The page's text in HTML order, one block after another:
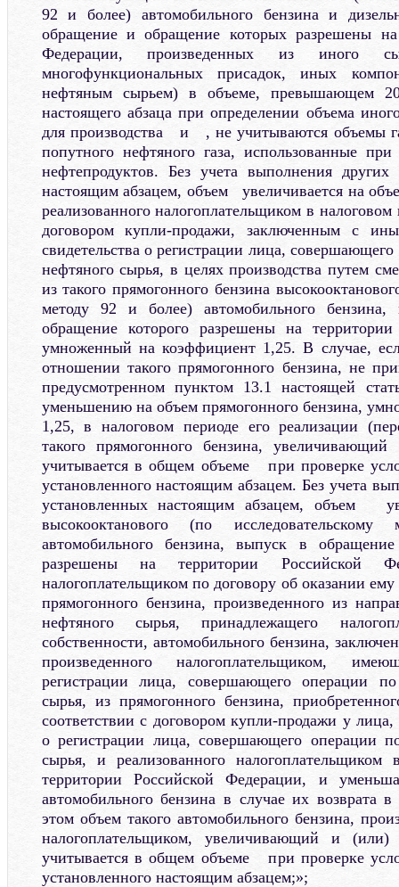
92 и более) автомобильного бензина и
обращение и обращение которых разрешены на
Федерации, произведенных из иного
многофункциональных присадок, иных
нефтяным сырьем) в объеме, превышающем
настоящего абзаца при определении объема
для производства и , не учитываются объемы
попутного нефтяного газа, использованные при
нефтепродуктов. Без учета выполнения других
настоящим абзацем, объем увеличивается на
реализованного налогоплательщиком в налоговом
договором купли-продажи, заключенным с
свидетельства о регистрации лица,
нефтяного сырья, в целях производства путем
из такого прямогонного бензина
методу 92 и более) автомобильного
обращение которого разрешены на
умноженный на коэффициент 1,25. В случае,
отношении такого прямогонного бензина, не
предусмотренном пунктом 13.1 настоящей
уменьшению на объем прямогонного бензина,
1,25, в налоговом периоде его реализации
такого прямогонного бензина,
учитывается в общем объеме при проверке
установленного настоящим абзацем. Без учета
установленных настоящим абзацем, объем
высокооктанового (по
автомобильного бензина, выпуск в
разрешены на территории Российской
налогоплательщиком по договору об оказании ему
прямогонного бензина, произведенного из
нефтяного сырья, принадлежащего
собственности, автомобильного бензина,
произведенного налогоплательщиком,
регистрации лица, совершающего операции по
сырья, из прямогонного бензина,
соответствии с договором купли-продажи у
о регистрации лица, совершающего операции
сырья, и реализованного
территории Российской Федерации, и
автомобильного бензина в случае их возврата
этом объем такого автомобильного бензина,
налогоплательщиком, увеличивающий и
учитывается в общем объеме при проверке
установленного настоящим абзацем;»;